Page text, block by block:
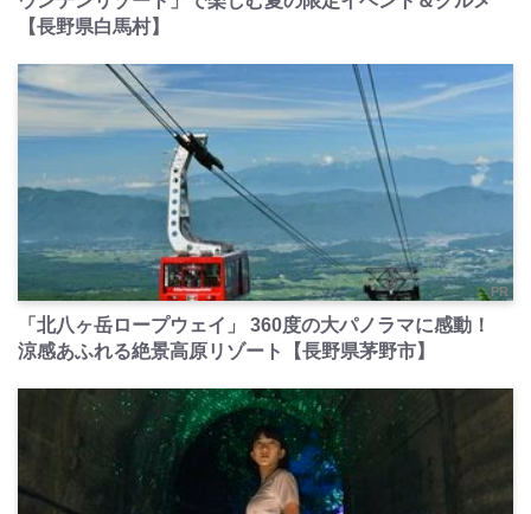
【長野県白馬村】
PR
「北八ヶ岳ロープウェイ」 360度の大パノラマに感動！
涼感あふれる絶景高原リゾート【長野県茅野市】